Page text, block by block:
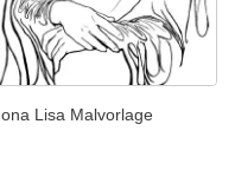
Lisa Malvorlage